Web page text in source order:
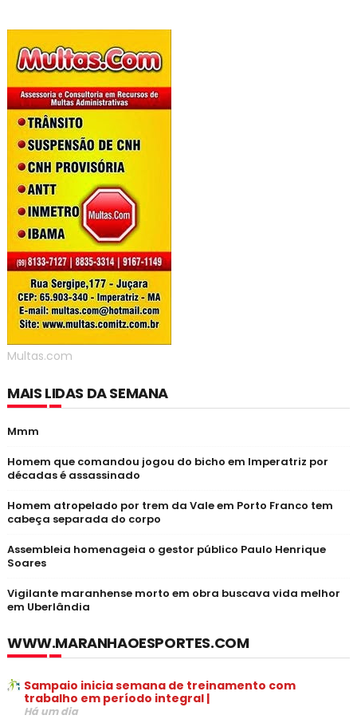
Multas.com
MAIS LIDAS DA SEMANA
Mmm
Homem que comandou jogou do bicho em Imperatriz por
décadas é assassinado
Homem atropelado por trem da Vale em Porto Franco tem
cabeça separada do corpo
Assembleia homenageia o gestor público Paulo Henrique
Soares
Vigilante maranhense morto em obra buscava vida melhor
em Uberlândia
WWW.MARANHAOESPORTES.COM
Sampaio inicia semana de treinamento com
trabalho em período integral |
Há um dia